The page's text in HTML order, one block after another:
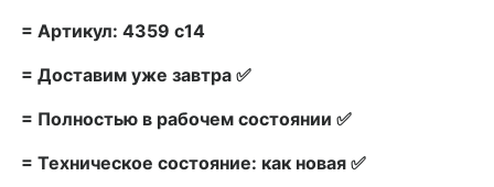
= Артикул: 4359 c14
= Доставим уже завтра ✅
= Полностью в рабочем состоянии ✅
= Техническое состояние: как новая ✅